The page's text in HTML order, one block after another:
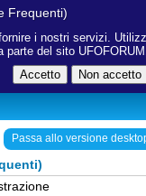
i nostri servizi.
parte del sito
Frequenti)
Passa allo versione